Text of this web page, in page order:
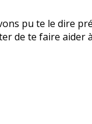
pu te le dire
de te faire aider